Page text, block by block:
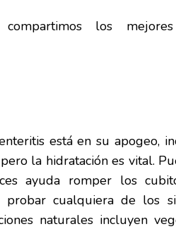
compartimos los
está en su apogeo,
la hidratación es vital.
ayuda romper los
probar cualquiera de los
naturales incluyen